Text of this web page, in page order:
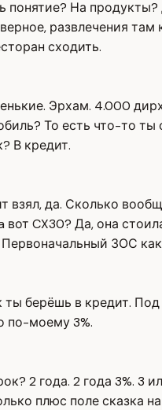
понятие? На
развлечения там
сходить.
Эрхам. 4.000
То есть что-то ты
В кредит.
взял, да. Сколько
вот CX30? Да, она
ЗОС
ты берёшь в кредит.
по-моему 3%.
2 года. 2 года 3%. 3
плюс поле сказка